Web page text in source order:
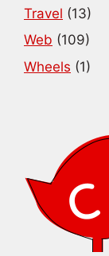
Travel (13)
Web (109)
Wheels (1)